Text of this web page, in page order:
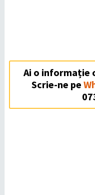
Ai o informație
Scrie-ne pe